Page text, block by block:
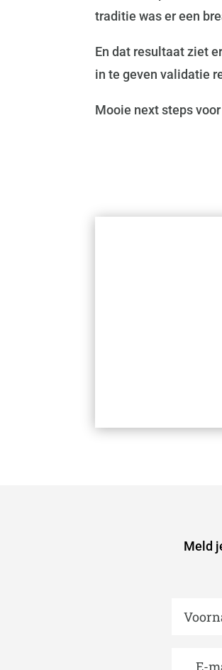
traditie was er een
En dat resultaat ziet
in te geven validatie
Mooie next steps
Meld